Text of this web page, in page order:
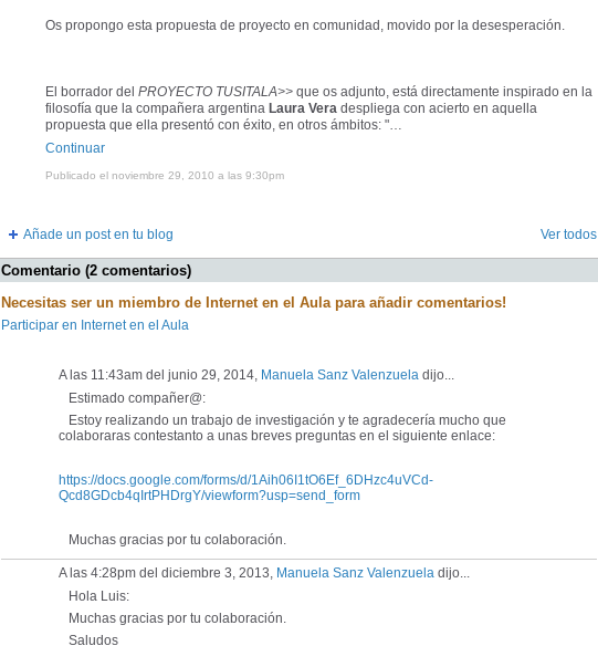
Os propongo esta propuesta de proyecto en comunidad, movido por la desesperación.
El borrador del PROYECTO TUSITALA>> que os adjunto, está directamente inspirado en la
filosofía que la compañera argentina Laura Vera despliega con acierto en aquella
propuesta que ella presentó con éxito, en otros ámbitos: "…
Continuar
Publicado el noviembre 29, 2010 a las 9:30pm
Añade un post en tu blog Ver todos
Comentario (2 comentarios)
Necesitas ser un miembro de Internet en el Aula para añadir comentarios!
Participar en Internet en el Aula
A las 11:43am del junio 29, 2014, Manuela Sanz Valenzuela dijo...
Estimado compañer@:
Estoy realizando un trabajo de investigación y te agradecería mucho que
colaboraras contestanto a unas breves preguntas en el siguiente enlace:
https://docs.google.com/forms/d/1Aih06I1tO6Ef_6DHzc4uVCd-
Qcd8GDcb4qIrtPHDrgY/viewform?usp=send_form
Muchas gracias por tu colaboración.
A las 4:28pm del diciembre 3, 2013, Manuela Sanz Valenzuela dijo...
Hola Luis:
Muchas gracias por tu colaboración.
Saludos